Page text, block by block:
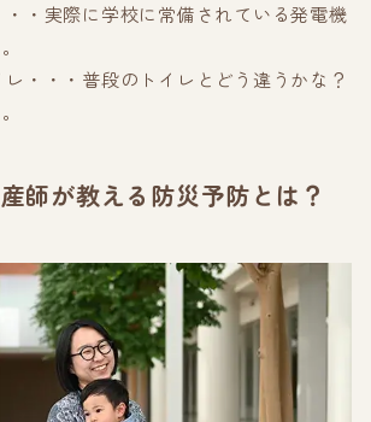
・実際に学校に常備されている発電機
・・・普段のトイレとどう違うかな？
師が教える防災予防とは？